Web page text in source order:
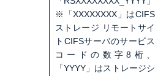
※「XXXXXXXX」はCIFS
ストレージ リモートサイ
トCIFSサーバのサービス
コードの数字8桁、
「YYYY」はストレージシ